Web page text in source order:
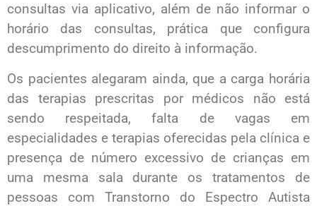
consultas via aplicativo, além de não informar o
horário das consultas, prática que configura
descumprimento do direito à informação.
Os pacientes alegaram ainda, que a carga horária
das terapias prescritas por médicos não está
sendo respeitada, falta de vagas em
especialidades e terapias oferecidas pela clínica e
presença de número excessivo de crianças em
uma mesma sala durante os tratamentos de
pessoas com Transtorno do Espectro Autista